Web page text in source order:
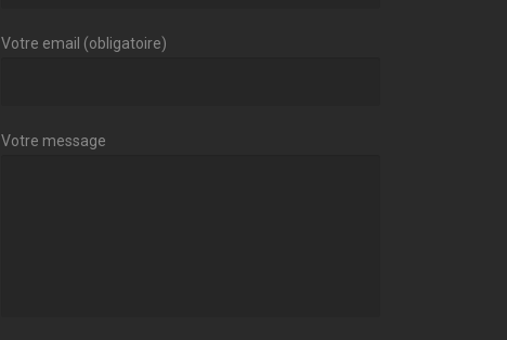
Votre email (obligatoire)
Votre message